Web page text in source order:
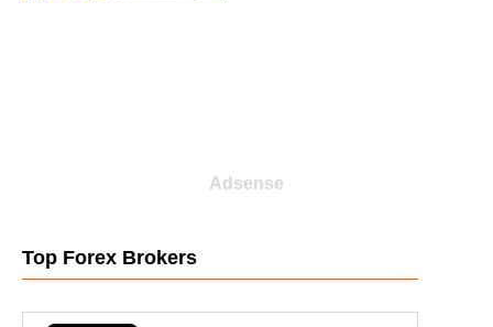
Adsense
Top Forex Brokers